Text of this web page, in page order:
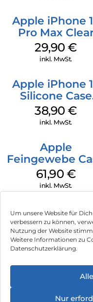
Um unsere Website für
verbessern zu können,
Nutzung der Website
Weitere Informationen zu
Datenschutzerklärung.
Nur
Apple iPhone
Pro Max
Case MagSafe
Transparent
29,90€
inkl. MwSt.
Apple iPhone
Silicone Case
MagSafe
Ultramarine
38,90€
inkl. MwSt.
Apple
Feingewebe
iPhone 15 Pro
MagSafe
61,90 €
inkl. MwSt.
Impressum